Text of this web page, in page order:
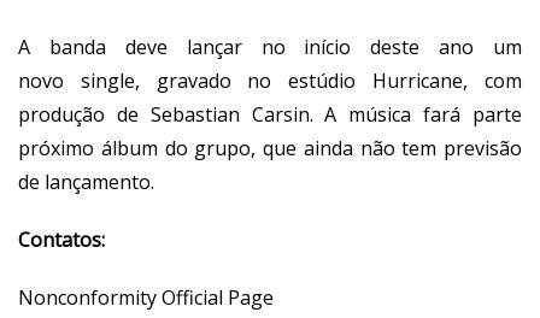
A banda deve lançar no início deste ano um
novo single, gravado no estúdio Hurricane, com
produção de Sebastian Carsin. A música fará parte
próximo álbum do grupo, que ainda não tem previsão
de lançamento.
Contatos:
Nonconformity Official Page